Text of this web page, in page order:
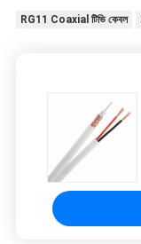
RG11 Coaxial টিভি কেবল